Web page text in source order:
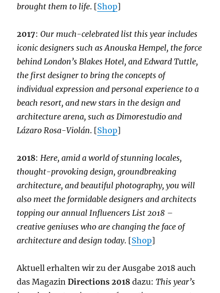
brought them to life. [Shop]
2017:Our much-celebrated list this year includes
iconic designers such as Anouska Hempel, the force
behind London’s Blakes Hotel, and Edward Tuttle,
the first designer to bring the concepts of
individual expression and personal experience to a
beach resort, and new stars in the design and
architecture arena, such as Dimorestudio and
Lázaro Rosa-Violán. [Shop]
2018: Here, amid a world of stunning locales,
thought-provoking design, groundbreaking
architecture, and beautiful photography, you will
also meet the formidable designers and architects
topping our annual Influencers List 2018 –
creative geniuses who are changing the face of
architecture and design today. [Shop]
Aktuell erhalten wir zu der Ausgabe 2018 auch
das MagazinDirections 2018 dazu:This year’s